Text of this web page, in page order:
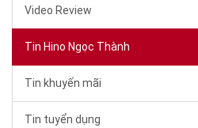
Video Review
Tin Hino Ngọc Thành
Tin khuyến mãi
Tin tuyển dụng